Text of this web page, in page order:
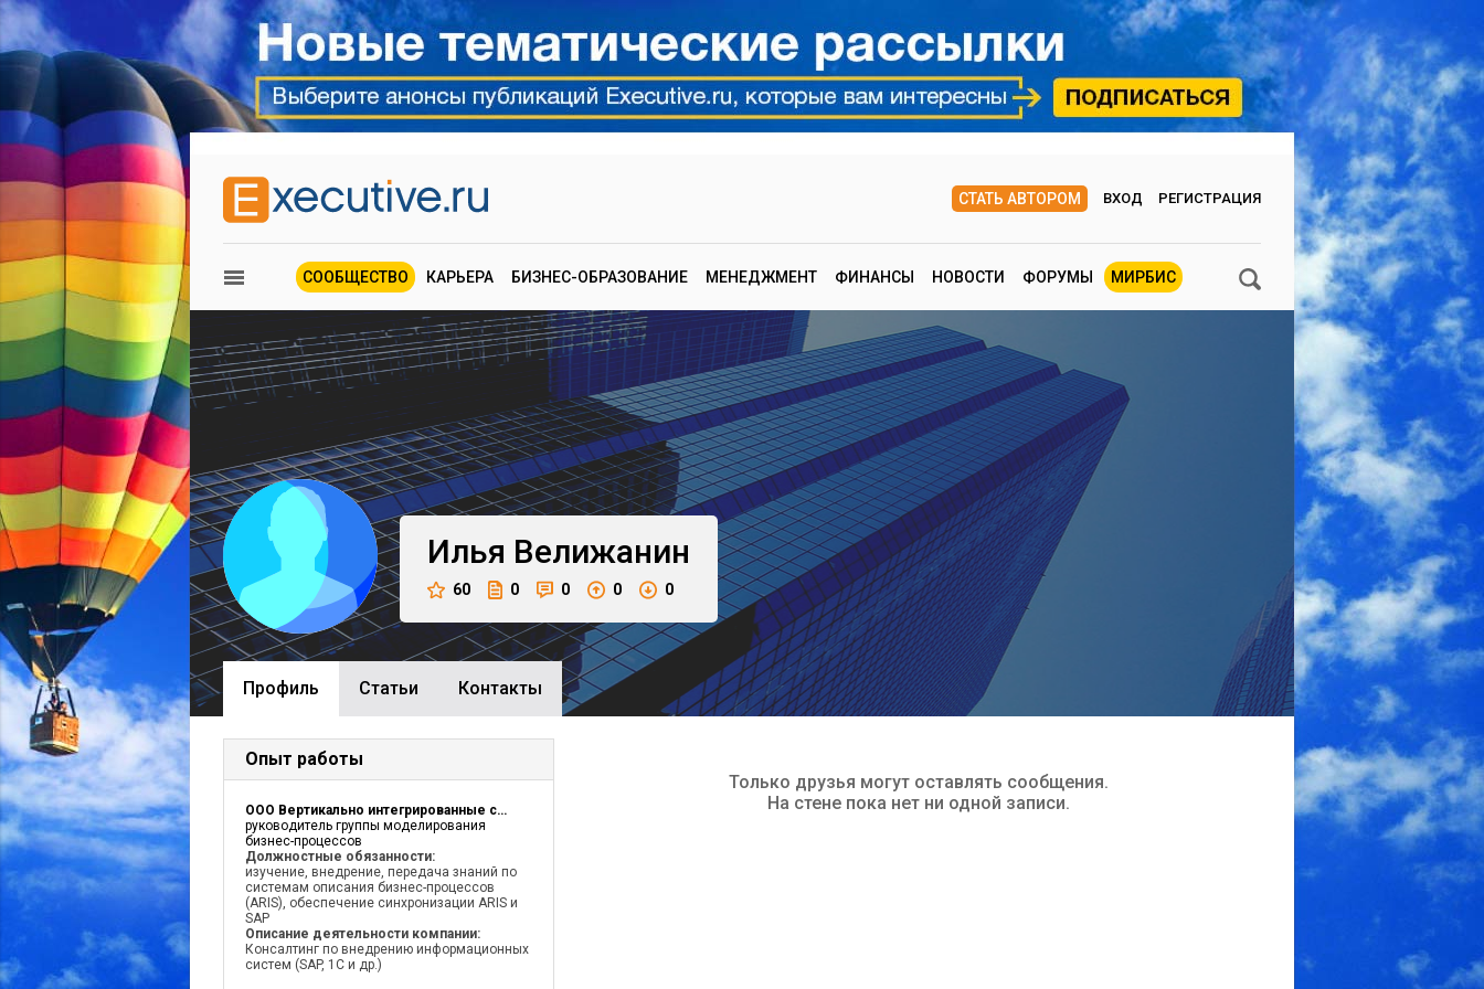
СТАТЬ АВТОРОМ ВХОД РЕГИСТРАЦИЯ
СООБЩЕСТВО КАРЬЕРА БИЗНЕС-ОБРАЗОВАНИЕ МЕНЕДЖМЕНТ ФИНАНСЫ НОВОСТИ ФОРУМЫ МИРБИС
Илья Велижанин
60 0 0 0 0
Профиль Cтатьи Контакты
Опыт работы
ООО Вертикально интегрированные системы и архитектура
руководитель группы моделирования
бизнес-процессов
Должностные обязанности:
изучение, внедрение, передача знаний по
системам описания бизнес-процессов
(ARIS), обеспечение синхронизации ARIS и
SAP
Описание деятельности компании:
Консалтинг по внедрению информационных
систем (SAP, 1C и др.)
Только друзья могут оставлять сообщения.
На стене пока нет ни одной записи.